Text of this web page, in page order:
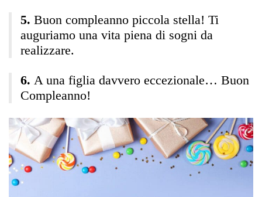
Buon compleanno piccola stella! Ti
auguriamo una vita piena di sogni da
realizzare.
A una figlia davvero eccezionale… Buon
Compleanno!